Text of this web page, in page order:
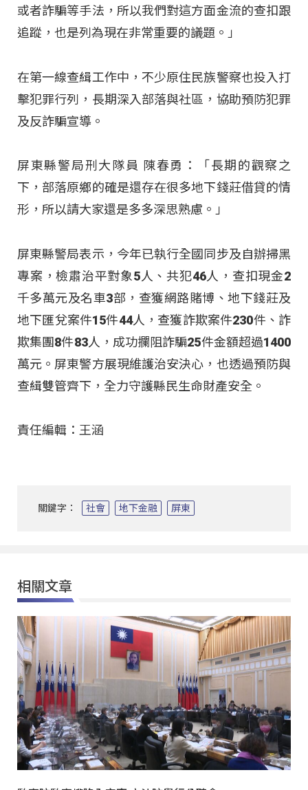
或者詐騙等手法，所以我們對這方面金流的查扣跟
追蹤，也是列為現在非常重要的議題。」
在第一線查緝工作中，不少原住民族警察也投入打
擊犯罪行列，長期深入部落與社區，協助預防犯罪
及反詐騙宣導 。
屏東縣警局刑大隊員 陳春勇：「長期的觀察之
下，部落原鄉的確是還存在很多地下錢莊借貸的情
形，所以請大家還是多多深思熟慮。」
屏東縣警局表示，今年已執行全國同步及自辦掃黑
專案，檢肅治平對象5人、共犯46人，查扣現金2
千多萬元及名車3部，查獲網路賭博、地下錢莊及
地下匯兌案件15件44人，查獲詐欺案件230件、詐
欺集團8件83人，成功攔阻詐騙25件金額超過1400
萬元 。屏東警方展現維護治安決心，也透過預防與
查緝雙管齊下，全力守護縣民生命財產安全 。
責任編輯：王涵
關鍵字： 社會 地下金融 屏東
相關文章